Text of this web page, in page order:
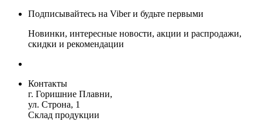
Подписывайтесь на Viber и будьте первыми
Новинки, интересные новости, акции и распродажи,
скидки и рекомендации
Контакты
г. Горишние Плавни,
ул. Строна, 1
Склад продукции